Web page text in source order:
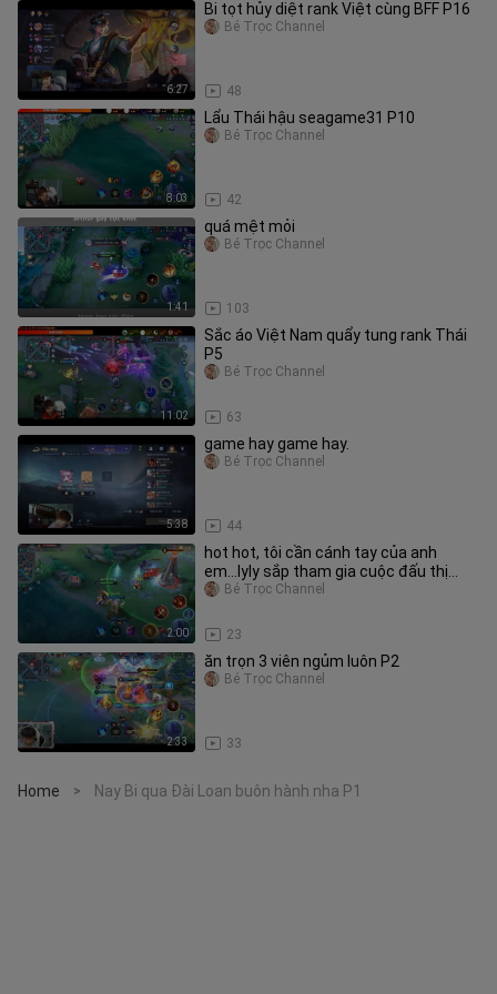
6:27
Bi tọt hủy diệt rank Việt cùng BFF P16
48
Bé Trọc Channel
8:03
Lẩu Thái hậu seagame31 P10
42
Bé Trọc Channel
1:41
quá mệt mỏi
103
Bé Trọc Channel
11:02
Sắc áo Việt Nam quẩy tung rank Thái
P5
63
Bé Trọc Channel
5:38
game hay game hay.
44
Bé Trọc Channel
2:00
hot hot, tôi cần cánh tay của anh
em...lyly sắp tham gia cuộc đấu thị
phạm công thành chiến lorenci
23
Bé Trọc Channel
2:33
ăn trọn 3 viên ngủm luôn P2
33
Bé Trọc Channel
Home > Nay Bi qua Đài Loan buôn hành nha P1